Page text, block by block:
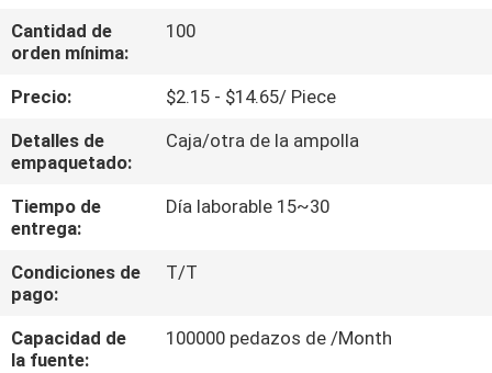
DE
CALIDAD
ÉNTRENOS
EN
CONTACTO
CON
Cantidad de
orden mínima:
100
Precio:
$2.15 - $14.65/ Piece
Detalles de
empaquetado:
Caja/otra de la ampolla
Tiempo de
entrega:
Día laborable 15~30
Condiciones de
pago:
T/T
Capacidad de
la fuente:
100000 pedazos de /Month